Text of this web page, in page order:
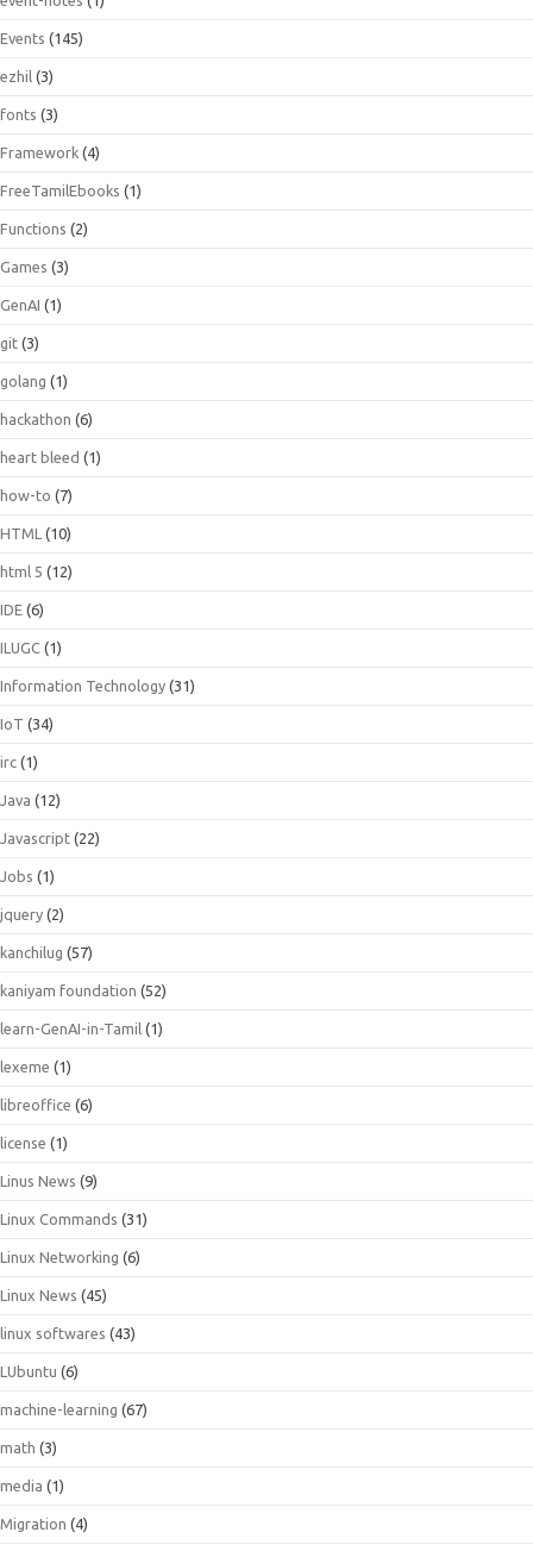
Events (145)
ezhil (3)
fonts (3)
Framework (4)
FreeTamilEbooks (1)
Functions (2)
Games (3)
GenAI (1)
git (3)
golang (1)
hackathon (6)
heart bleed (1)
how-to (7)
HTML (10)
html 5 (12)
IDE (6)
ILUGC (1)
Information Technology (31)
IoT (34)
irc (1)
Java (12)
Javascript (22)
Jobs (1)
jquery (2)
kanchilug (57)
kaniyam foundation (52)
learn-GenAI-in-Tamil (1)
lexeme (1)
libreoffice (6)
license (1)
Linus News (9)
Linux Commands (31)
Linux Networking (6)
Linux News (45)
linux softwares (43)
LUbuntu (6)
machine-learning (67)
math (3)
media (1)
Migration (4)